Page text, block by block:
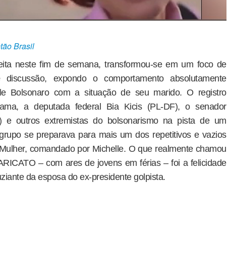
Brasil
neste fim de semana, transformou-se em um foco de
expondo o comportamento absolutamente
Bolsonaro com a situação de seu marido. O registro
a deputada federal Bia Kicis (PL-DF), o senador
e outros extremistas do bolsonarismo na pista de um
se preparava para mais um dos repetitivos e vazios
comandado por Michelle. O que realmente chamou
– com ares de jovens em férias – foi a felicidade
da esposa do ex-presidente golpista.